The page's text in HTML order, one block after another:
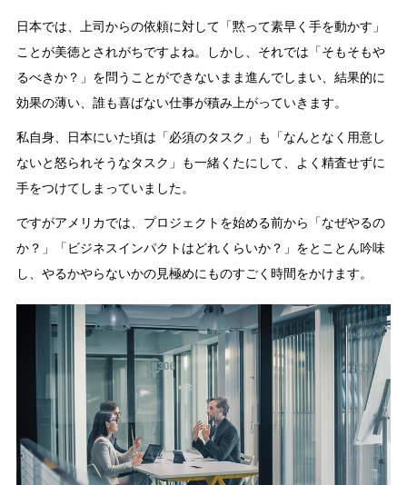
日本では、上司からの依頼に対して「黙って素早く手を動かす」
ことが美徳とされがちですよね。しかし、それでは「そもそもや
るべきか？」を問うことができないまま進んでしまい、結果的に
効果の薄い、誰も喜ばない仕事が積み上がっていきます。
私自身、日本にいた頃は「必須のタスク」も「なんとなく用意し
ないと怒られそうなタスク」も一緒くたにして、よく精査せずに
手をつけてしまっていました。
ですがアメリカでは、プロジェクトを始める前から「なぜやるの
か？」「ビジネスインパクトはどれくらいか？」をとことん吟味
し、やるかやらないかの見極めにものすごく時間をかけます。